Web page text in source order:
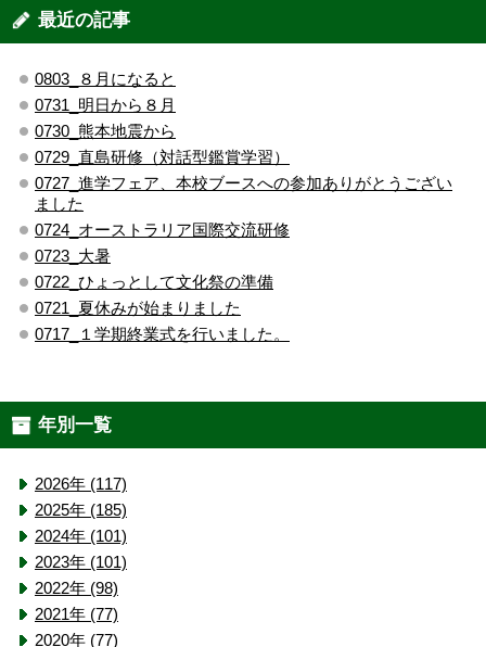
最近の記事
0803_８月になると
0731_明日から８月
0730_熊本地震から
0729_直島研修（対話型鑑賞学習）
0727_進学フェア、本校ブースへの参加ありがとうござい
ました
0724_オーストラリア国際交流研修
0723_大暑
0722_ひょっとして文化祭の準備
0721_夏休みが始まりました
0717_１学期終業式を行いました。
年別一覧
2026年 (117)
2025年 (185)
2024年 (101)
2023年 (101)
2022年 (98)
2021年 (77)
2020年 (77)